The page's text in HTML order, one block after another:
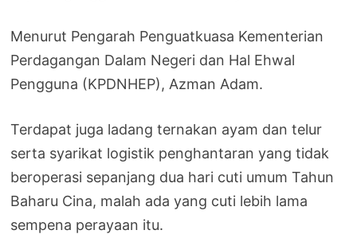
Menurut Pengarah Penguatkuasa Kementerian
Perdagangan Dalam Negeri dan Hal Ehwal
Pengguna (KPDNHEP), Azman Adam.
Terdapat juga ladang ternakan ayam dan telur
serta syarikat logistik penghantaran yang tidak
beroperasi sepanjang dua hari cuti umum Tahun
Baharu Cina, malah ada yang cuti lebih lama
sempena perayaan itu.